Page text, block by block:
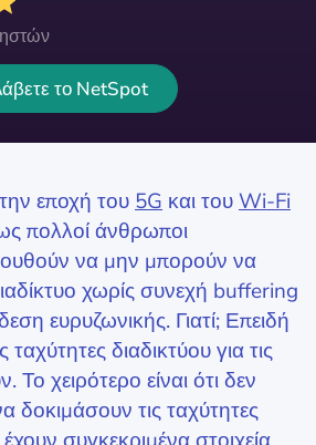
το NetSpot
εποχή του 5G και τουWi-Fi
πολλοί άνθρωποι
να μην μπορούν να
χωρίς συνεχή buffering
ευρυζωνικής. Γιατί; Επειδή
διαδικτύου για τις
χειρότερο είναι ότι δεν
δοκιμάσουν τις ταχύτητες